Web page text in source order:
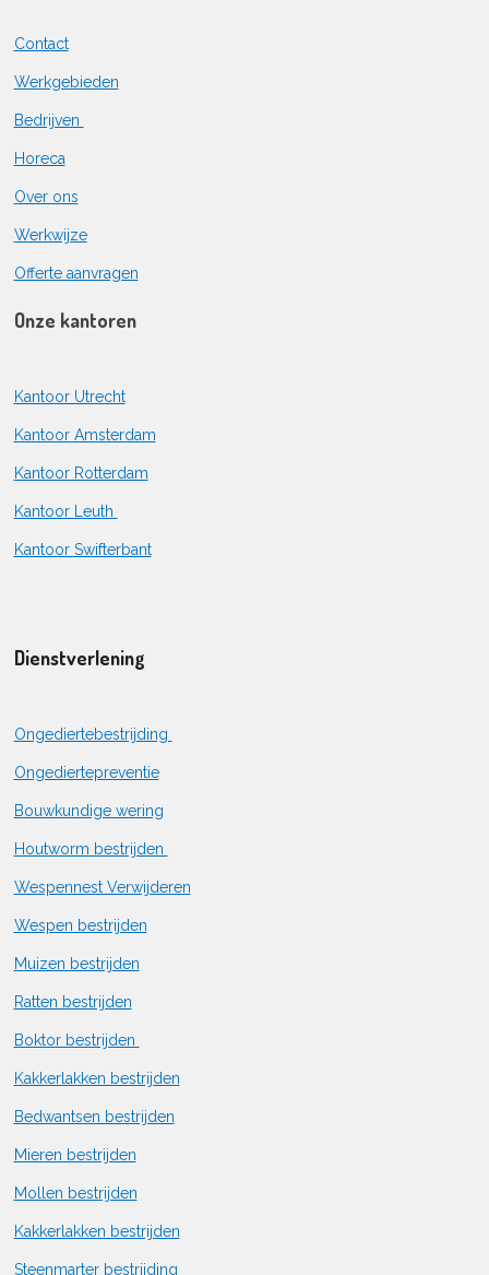
Contact
Werkgebieden
Bedrijven
Horeca
Over ons
Werkwijze
Offerte aanvragen
Onze kantoren
Kantoor Utrecht
Kantoor Amsterdam
Kantoor Rotterdam
Kantoor Leuth
Kantoor Swifterbant
Dienstverlening
Ongediertebestrijding
Ongediertepreventie
Bouwkundige wering
Houtworm bestrijden
Wespennest Verwijderen
Wespen bestrijden
Muizen bestrijden
Ratten bestrijden
Boktor bestrijden
Kakkerlakken bestrijden
Bedwantsen bestrijden
Mieren bestrijden
Mollen bestrijden
Kakkerlakken bestrijden
Steenmarter bestrijding